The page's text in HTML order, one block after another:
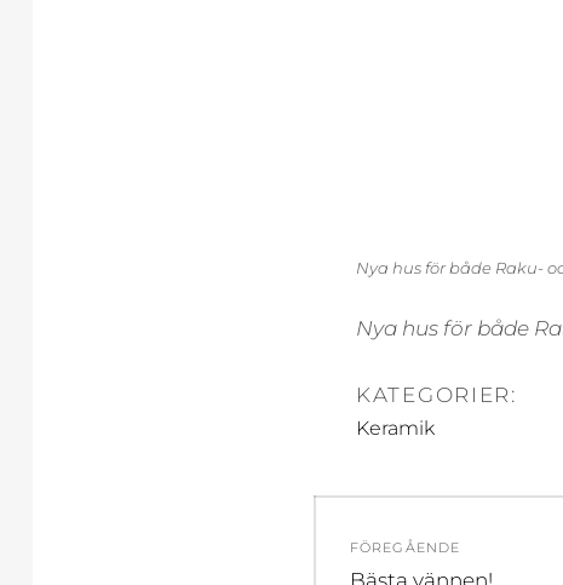
Nya hus för både Raku-
Nya hus för både
KATEGORIER:
Keramik
FÖREGÅENDE
Föregående
Bästa vännen!